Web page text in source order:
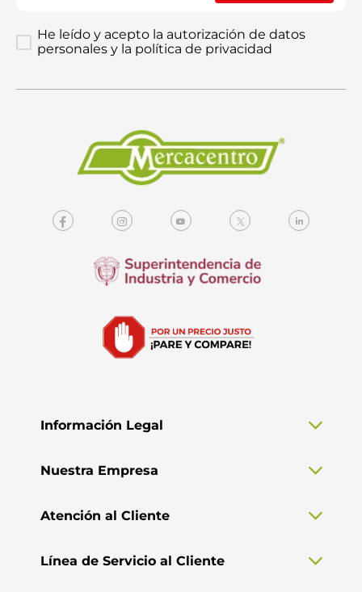
He leído y acepto la autorización de datos
personales y la política de privacidad
Información Legal
Nuestra Empresa
Atención al Cliente
Línea de Servicio al Cliente